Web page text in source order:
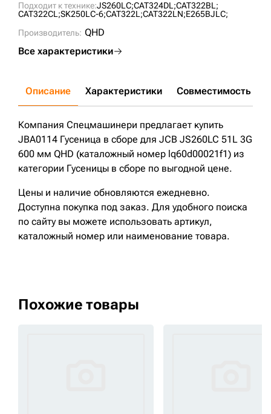
Подходит к технике:JS260LC;CAT324DL;CAT322BL;
CAT322CL;SK250LC-6;CAT322L;CAT322LN;E265BJLC;
Производитель: QHD
Все характеристики
Описание Характеристики Совместимость
Компания Спецмашинери предлагает купить
JBA0114 Гусеница в сборе для JCB JS260LC 51L 3G
600 мм QHD (каталожный номер lq60d00021f1) из
категории Гусеницы в сборе по выгодной цене.
Цены и наличие обновляются ежедневно.
Доступна покупка под заказ. Для удобного поиска
по сайту вы можете использовать артикул,
каталожный номер или наименование товара.
Похожие товары